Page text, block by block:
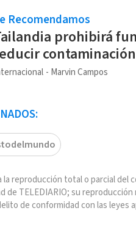
Recomendamos
prohibirá
contaminación
Marvin Campos
la reproducción total o parcial del
de TELEDIARIO; su
de conformidad con las leyes